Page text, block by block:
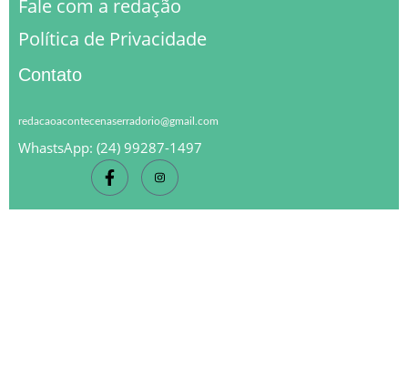
Fale com a redação
Política de Privacidade
Contato
redacaoacontecenaserradorio@gmail.com
WhastsApp: (24) 99287-1497